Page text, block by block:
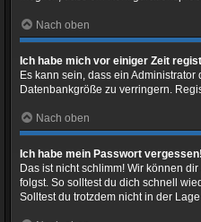
Nach oben
Ich habe mich vor einiger Zeit
Es kann sein, dass ein
Datenbankgröße zu verringern.
Nach oben
Ich habe mein Passwort vergessen!
Das ist nicht schlimm! Wir können
folgst. So solltest du dich schnell
Solltest du trotzdem nicht in der